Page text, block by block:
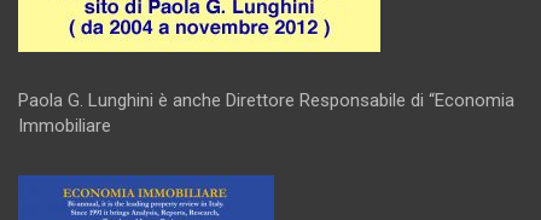
Paola G. Lunghini è anche Direttore Responsabile di “Economia
Immobiliare